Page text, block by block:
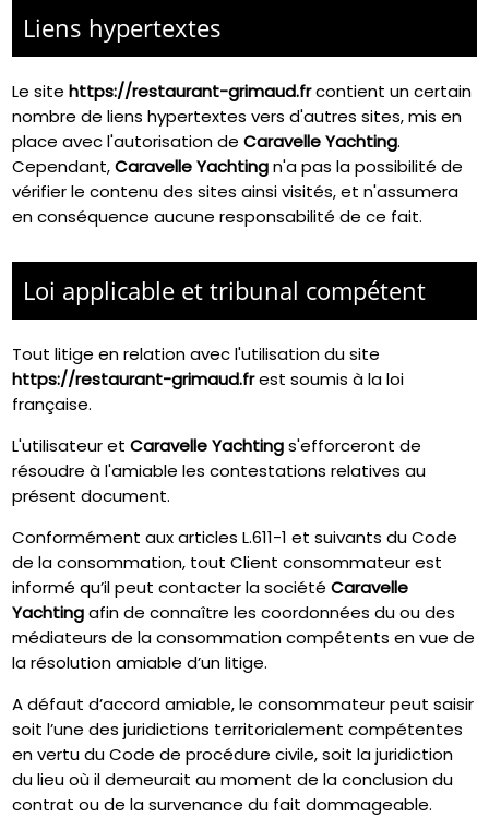
Liens hypertextes
Le sitehttps://restaurant-grimaud.frcontient un certain
nombre de liens hypertextes vers d'autres sites, mis en
place avec l'autorisation deCaravelle Yachting.
Cependant,Caravelle Yachtingn'a pas la possibilité de
vérifier le contenu des sites ainsi visités, et n'assumera
en conséquence aucune responsabilité de ce fait.
Loi applicable et tribunal compétent
Tout litige en relation avec l'utilisation du site
https://restaurant-grimaud.frest soumis à la loi
française.
L'utilisateur etCaravelle Yachtings'efforceront de
résoudre à l'amiable les contestations relatives au
présent document.
Conformément aux articles L.611-1 et suivants du Code
de la consommation, tout Client consommateur est
informé qu’il peut contacter la sociétéCaravelle
Yachtingafin de connaître les coordonnées du ou des
médiateurs de la consommation compétents en vue de
la résolution amiable d’un litige.
A défaut d’accord amiable, le consommateur peut saisir
soit l’une des juridictions territorialement compétentes
en vertu du Code de procédure civile, soit la juridiction
du lieu où il demeurait au moment de la conclusion du
contrat ou de la survenance du fait dommageable.